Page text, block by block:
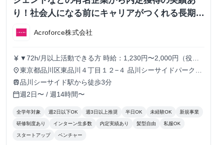
り！社会人になる前にキャリアがつくれる長期イ
ンターンシップ！
Acroforce株式会社
currency_yen ▼72h/月以上活動できる方 時給：1,230円〜2,000円（役職
により変動） ▼56h/月以上72h/月未満活動できる方 時給：
1,230円〜1,780円（役職により変動） ▼56h/月未満活動で
ンティブの支給があります。
place東京都品川区東品川４丁目１２−４ 品川シーサイドパークタ
ワー 11F
train品川シーサイド駅から徒歩3分
calendar_today週2日〜 / 週14時間〜
全学年対象 週2日以下OK 週3日以上推奨 半日OK 未経験OK 新規事業
研修制度あり インターン生多数 内定実績あり 髪型自由 私服OK
スタートアップ ベンチャー